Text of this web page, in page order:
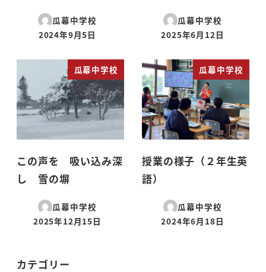
瓜幕中学校
投稿日
2024年9月5日
瓜幕中学校
投稿日
2025年6月12日
瓜幕中学校
この声を 吸い込み深
し 雪の塀
瓜幕中学校
投稿日
2025年12月15日
瓜幕中学校
授業の様子（２年生英
語）
瓜幕中学校
投稿日
2024年6月18日
カテゴリー